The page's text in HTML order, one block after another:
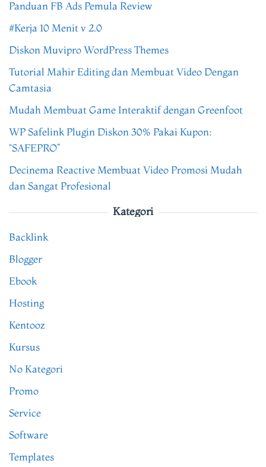
Panduan FB Ads Pemula Review
#Kerja 10 Menit v 2.0
Diskon Muvipro WordPress Themes
Tutorial Mahir Editing dan Membuat Video Dengan
Camtasia
Mudah Membuat Game Interaktif dengan Greenfoot
WP Safelink Plugin Diskon 30% Pakai Kupon:
“SAFEPRO”
Decinema Reactive Membuat Video Promosi Mudah
dan Sangat Profesional
Kategori
Backlink
Blogger
Ebook
Hosting
Kentooz
Kursus
No Kategori
Promo
Service
Software
Templates